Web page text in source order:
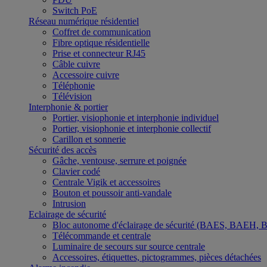
Switch PoE
Réseau numérique résidentiel
Coffret de communication
Fibre optique résidentielle
Prise et connecteur RJ45
Câble cuivre
Accessoire cuivre
Téléphonie
Télévision
Interphonie & portier
Portier, visiophonie et interphonie individuel
Portier, visiophonie et interphonie collectif
Carillon et sonnerie
Sécurité des accès
Gâche, ventouse, serrure et poignée
Clavier codé
Centrale Vigik et accessoires
Bouton et poussoir anti-vandale
Intrusion
Eclairage de sécurité
Bloc autonome d'éclairage de sécurité (BAES,
Télécommande et centrale
Luminaire de secours sur source centrale
Accessoires, étiquettes, pictogrammes, pièces détachées